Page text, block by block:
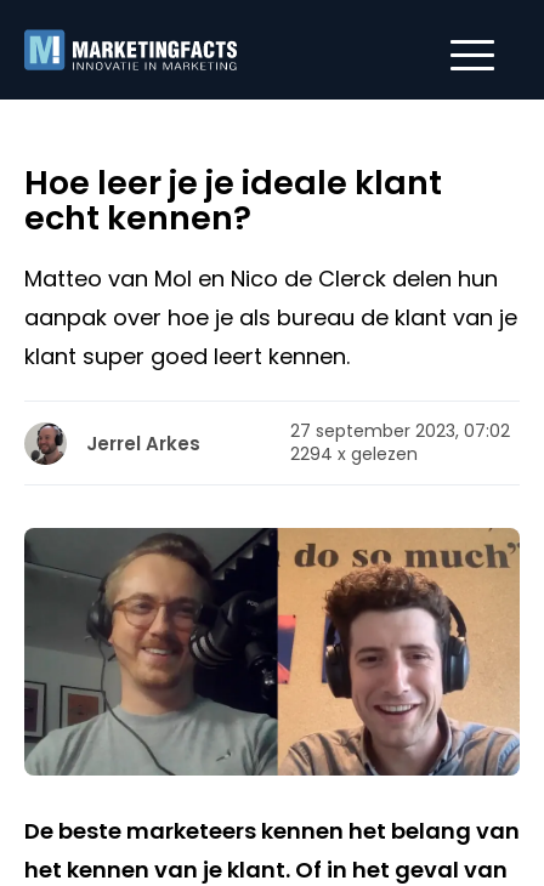
Hoe leer je je ideale klant
echt kennen?
Matteo van Mol en Nico de Clerck delen hun
aanpak over hoe je als bureau de klant van je
klant super goed leert kennen.
Jerrel Arkes
27 september 2023, 07:02
2294 x gelezen
De beste marketeers kennen het belang van
het kennen van je klant. Of in het geval van